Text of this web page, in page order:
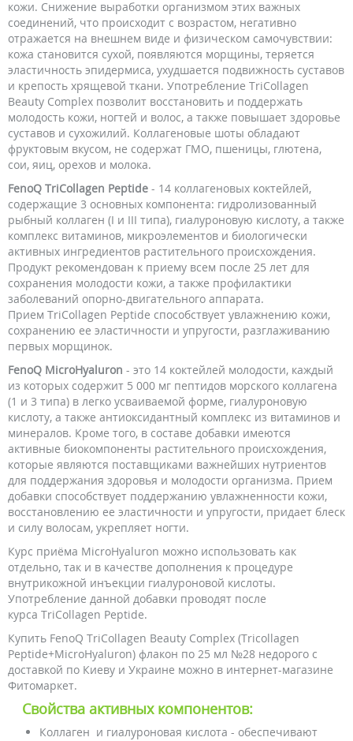
кожи. Снижение выработки организмом этих важных
соединений, что происходит с возрастом, негативно
отражается на внешнем виде и физическом самочувствии:
кожа становится сухой, появляются морщины, теряется
эластичность эпидермиса, ухудшается подвижность суставов
и крепость хрящевой ткани. Употребление TriCollagen
Beauty Complex позволит восстановить и поддержать
молодость кожи, ногтей и волос, а также повышает здоровье
суставов и сухожилий. Коллагеновые шоты обладают
фруктовым вкусом, не содержат ГМО, пшеницы, глютена,
сои, яиц, орехов и молока.
FenoQ TriCollagen Peptide - 14 коллагеновых коктейлей,
содержащие 3 основных компонента: гидролизованный
рыбный коллаген (I и III типа), гиалуроновую кислоту, а также
комплекс витаминов, микроэлементов и биологически
активных ингредиентов растительного происхождения.
Продукт рекомендован к приему всем после 25 лет для
сохранения молодости кожи, а также профилактики
заболеваний опорно-двигательного аппарата.
Прием TriCollagen Peptide способствует увлажнению кожи,
сохранению ее эластичности и упругости, разглаживанию
первых морщинок.
FenoQ MicroHyaluron - это 14 коктейлей молодости, каждый
из которых содержит 5 000 мг пептидов морского коллагена
(1 и 3 типа) в легко усваиваемой форме, гиалуроновую
кислоту, а также антиоксидантный комплекс из витаминов и
минералов. Кроме того, в составе добавки имеются
активные биокомпоненты растительного происхождения,
которые являются поставщиками важнейших нутриентов
для поддержания здоровья и молодости организма. Прием
добавки способствует поддержанию увлажненности кожи,
восстановлению ее эластичности и упругости, придает блеск
и силу волосам, укрепляет ногти.
Курс приёма MicroHyaluron можно использовать как
отдельно, так и в качестве дополнения к процедуре
внутрикожной инъекции гиалуроновой кислоты.
Употребление данной добавки проводят после
курса TriCollagen Peptide.
Купить FenoQ TriCollagen Beauty Complex (Tricollagen
Peptide+MicroHyaluron) флакон по 25 мл №28 недорого с
доставкой по Киеву и Украине можно в интернет-магазине
Фитомаркет.
Свойства активных компонентов:
Коллаген и гиалуроновая кислота - обеспечивают